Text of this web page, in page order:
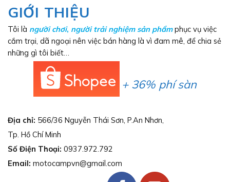
GIỚI THIỆU
Tôi là người chơi, người trải nghiệm sản phẩmphục vụ việc
cắm trại, dã ngoại nên việc bán hàng là vì đam mê, để chia sẻ
những gì tôi biết…
+ 36% phí sàn
Địa chỉ: 566/36 Nguyễn Thái Sơn, P.An Nhơn,
Tp. Hồ Chí Minh
Số Điện Thoại: 0937.972.792
Email: motocampvn@gmail.com